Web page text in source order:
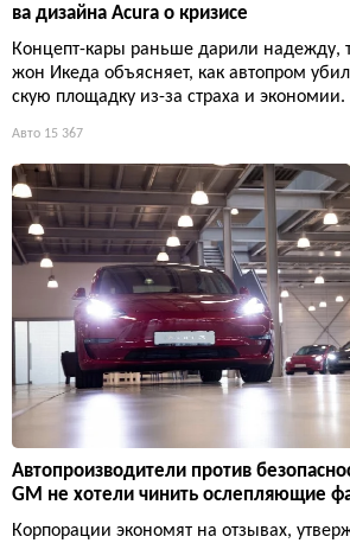
ва дизайна Acura о кризисе
Концепт-кары раньше дарили надежду,
жон Икеда объясняет, как автопром
скую площадку из-за страха и экономии.
Авто 15 367
Автопроизводители против
GM не хотели чинить ослепляющие
Корпорации экономят на отзывах,